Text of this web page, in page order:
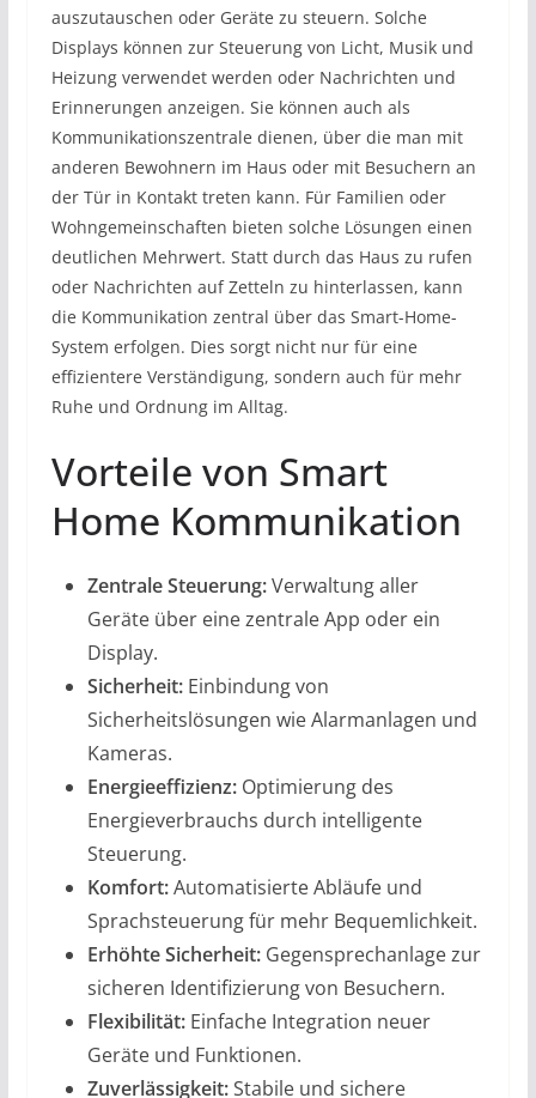
auszutauschen oder Geräte zu steuern. Solche
Displays können zur Steuerung von Licht, Musik und
Heizung verwendet werden oder Nachrichten und
Erinnerungen anzeigen. Sie können auch als
Kommunikationszentrale dienen, über die man mit
anderen Bewohnern im Haus oder mit Besuchern an
der Tür in Kontakt treten kann. Für Familien oder
Wohngemeinschaften bieten solche Lösungen einen
deutlichen Mehrwert. Statt durch das Haus zu rufen
oder Nachrichten auf Zetteln zu hinterlassen, kann
die Kommunikation zentral über das Smart-Home-
System erfolgen. Dies sorgt nicht nur für eine
effizientere Verständigung, sondern auch für mehr
Ruhe und Ordnung im Alltag.
Vorteile von Smart
Home Kommunikation
Zentrale Steuerung:Verwaltung aller
Geräte über eine zentrale App oder ein
Display.
Sicherheit:Einbindung von
Sicherheitslösungen wie Alarmanlagen und
Kameras.
Energieeffizienz:Optimierung des
Energieverbrauchs durch intelligente
Steuerung.
Komfort:Automatisierte Abläufe und
Sprachsteuerung für mehr Bequemlichkeit.
Erhöhte Sicherheit:Gegensprechanlage zur
sicheren Identifizierung von Besuchern.
Flexibilität:Einfache Integration neuer
Geräte und Funktionen.
Zuverlässigkeit:Stabile und sichere